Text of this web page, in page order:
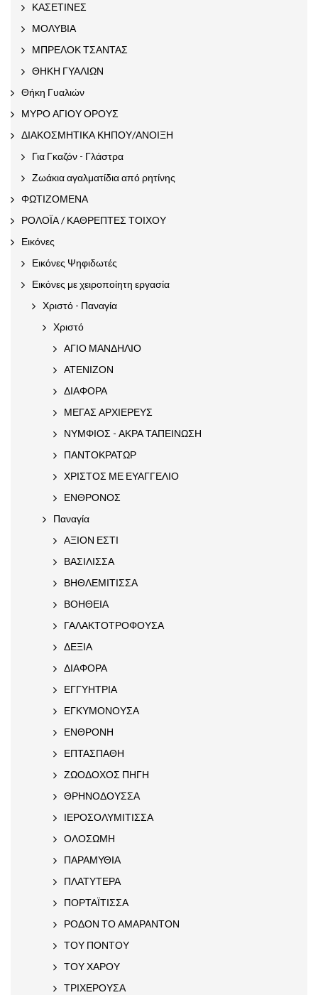
ΚΑΣΕΤΙΝΕΣ
ΜΟΛΥΒΙΑ
ΜΠΡΕΛΟΚ ΤΣΑΝΤΑΣ
ΘΗΚΗ ΓΥΑΛΙΩΝ
Θήκη Γυαλιών
ΜΥΡΟ ΑΓΙΟΥ ΟΡΟΥΣ
ΔΙΑΚΟΣΜΗΤΙΚΑ ΚΗΠΟΥ/ΑΝΟΙΞΗ
Για Γκαζόν - Γλάστρα
Ζωάκια αγαλματίδια από ρητίνης
ΦΩΤΙΖΟΜΕΝΑ
ΡΟΛΟΪΑ / ΚΑΘΡΕΠΤΕΣ ΤΟΙΧΟΥ
Εικόνες
Εικόνες Ψηφιδωτές
Εικόνες με χειροποίητη εργασία
Χριστό - Παναγία
Χριστό
ΑΓΙΟ ΜΑΝΔΗΛΙΟ
ΑΤΕΝΙΖΟΝ
ΔΙΑΦΟΡΑ
ΜΕΓΑΣ ΑΡΧΙΕΡΕΥΣ
ΝΥΜΦΙΟΣ - ΑΚΡΑ ΤΑΠΕΙΝΩΣΗ
ΠΑΝΤΟΚΡΑΤΩΡ
ΧΡΙΣΤΟΣ ΜΕ ΕΥΑΓΓΕΛΙΟ
ΕΝΘΡΟΝΟΣ
Παναγία
ΑΞΙΟΝ ΕΣΤΙ
ΒΑΣΙΛΙΣΣΑ
ΒΗΘΛΕΜΙΤΙΣΣΑ
ΒΟΗΘΕΙΑ
ΓΑΛΑΚΤΟΤΡΟΦΟΥΣΑ
ΔΕΞΙΑ
ΔΙΑΦΟΡΑ
ΕΓΓΥΗΤΡΙΑ
ΕΓΚΥΜΟΝΟΥΣΑ
ΕΝΘΡΟΝΗ
ΕΠΤΑΣΠΑΘΗ
ΖΩΟΔΟΧΟΣ ΠΗΓΗ
ΘΡΗΝΟΔΟΥΣΣΑ
ΙΕΡΟΣΟΛΥΜΙΤΙΣΣΑ
ΟΛΟΣΩΜΗ
ΠΑΡΑΜΥΘΙΑ
ΠΛΑΤΥΤΕΡΑ
ΠΟΡΤΑΪΤΙΣΣΑ
ΡΟΔΟΝ ΤΟ ΑΜΑΡΑΝΤΟΝ
ΤΟΥ ΠΟΝΤΟΥ
ΤΟΥ ΧΑΡΟΥ
ΤΡΙΧΕΡΟΥΣΑ